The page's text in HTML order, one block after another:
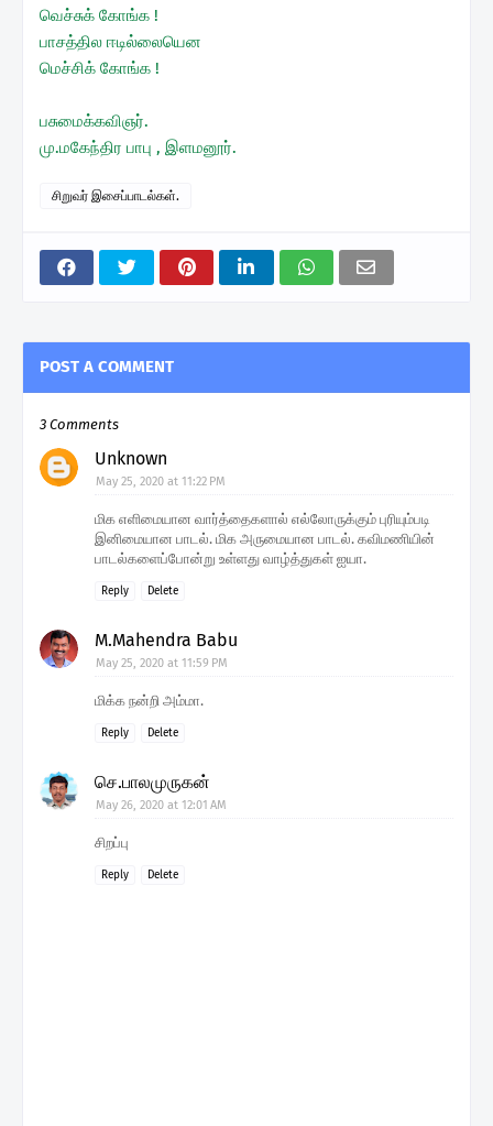
வெச்சுக் கோங்க !
பாசத்தில ஈடில்லையென
மெச்சிக் கோங்க !
பசுமைக்கவிஞர்.
மு.மகேந்திர பாபு , இளமனூர்.
சிறுவர் இசைப்பாடல்கள்.
POST A COMMENT
3 Comments
Unknown
May 25, 2020 at 11:22 PM
மிக எளிமையான வார்த்தைகளால் எல்லோருக்கும் புரியும்படி
இனிமையான பாடல். மிக அருமையான பாடல். கவிமணியின்
பாடல்களைப்போன்று உள்ளது வாழ்த்துகள் ஐயா.
Reply Delete
M.Mahendra Babu
May 25, 2020 at 11:59 PM
மிக்க நன்றி அம்மா.
Reply Delete
செ.பாலமுருகன்
May 26, 2020 at 12:01 AM
சிறப்பு
Reply Delete